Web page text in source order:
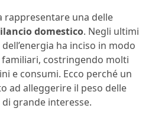
rappresentare una delle
domestico. Negli ultimi
ha inciso in modo
costringendo molti
e consumi. Ecco perché un
ad alleggerire il peso delle
grande interesse.